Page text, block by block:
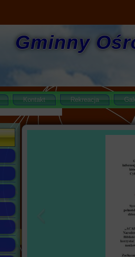
Gminny
Kontakt Rekreacja